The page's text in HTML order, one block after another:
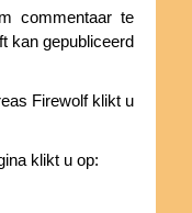
commentaar te
kan gepubliceerd
Firewolf klikt u
klikt u op: